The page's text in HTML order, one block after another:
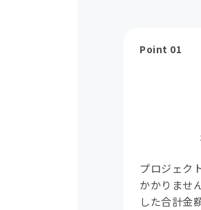
Point 01
プロジェク
かかりませ
した合計金